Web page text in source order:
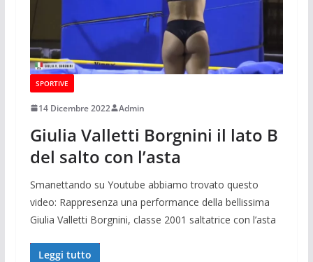
SPORTIVE
14 Dicembre 2022 Admin
Giulia Valletti Borgnini il lato B
del salto con l’asta
Smanettando su Youtube abbiamo trovato questo
video: Rappresenza una performance della bellissima
Giulia Valletti Borgnini, classe 2001 saltatrice con l’asta
Leggi tutto